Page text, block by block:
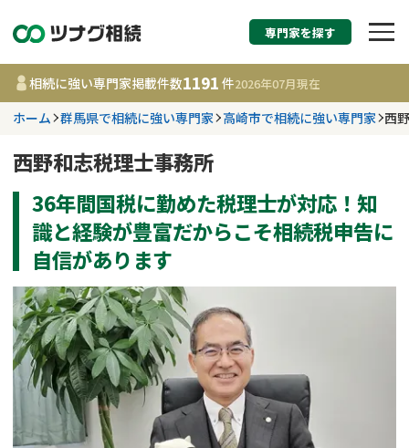
相続税申告・相続手
す
事務所 1191
件
更新日 :
2026年07月21日
遺言書作成・遺言執行
相続登記
遺留分侵害額請求
費用相場
コラム
相続手続き
専門家を探す
相続に強い専門家掲載件数1191 件2026年07月現在
ホーム 群馬県で相続に強い専門家 高崎市で相続に強い専門家 西
西野和志税理士事務所
36年間国税に勤めた税理士が対応！知
識と経験が豊富だからこそ相続税申告に
自信があります